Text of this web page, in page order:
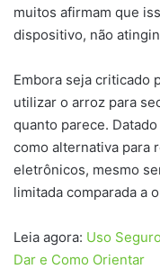
muitos afirmam que
dispositivo, não
Embora seja criticado
utilizar o arroz para
quanto parece.
como alternativa para
eletrônicos, mesmo
limitada comparada a
Leia agora: Uso
Dar e Como Orientar